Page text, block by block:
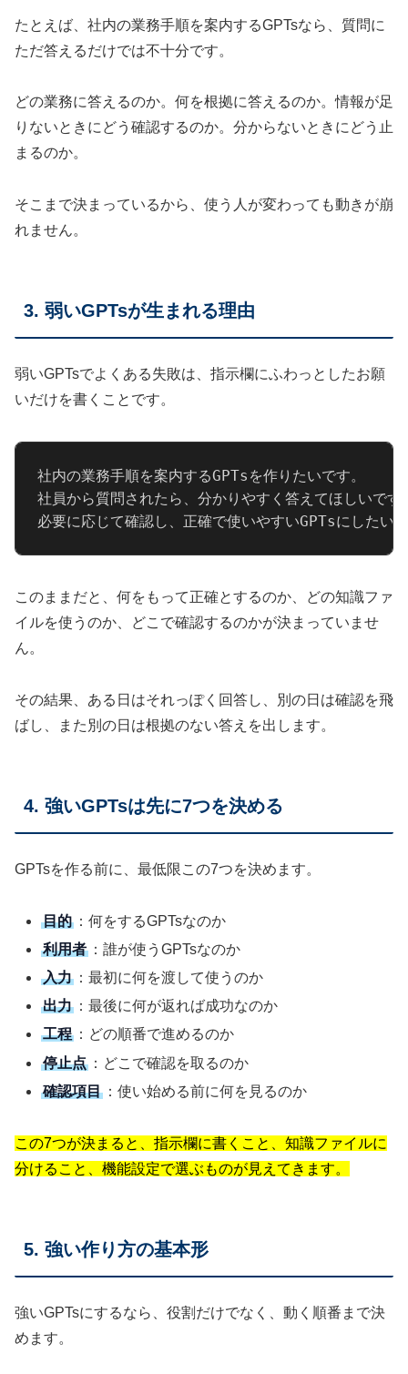
たとえば、社内の業務手順を案内するGPTsなら、質問に
ただ答えるだけでは不十分です。
どの業務に答えるのか。何を根拠に答えるのか。情報が足
りないときにどう確認するのか。分からないときにどう止
まるのか。
そこまで決まっているから、使う人が変わっても動きが崩
れません。
3. 弱いGPTsが生まれる理由
弱いGPTsでよくある失敗は、指示欄にふわっとしたお願
いだけを書くことです。
社内の業務手順を案内するGPTsを作りたいです。
社員から質問されたら、分かりやすく答えてほしいです
必要に応じて確認し、正確で使いやすいGPTsにしたい
このままだと、何をもって正確とするのか、どの知識ファ
イルを使うのか、どこで確認するのかが決まっていませ
ん。
その結果、ある日はそれっぽく回答し、別の日は確認を飛
ばし、また別の日は根拠のない答えを出します。
4. 強いGPTsは先に7つを決める
GPTsを作る前に、最低限この7つを決めます。
目的 ：何をするGPTsなのか
利用者 ：誰が使うGPTsなのか
入力 ：最初に何を渡して使うのか
出力 ：最後に何が返れば成功なのか
工程 ：どの順番で進めるのか
停止点 ：どこで確認を取るのか
確認項目 ：使い始める前に何を見るのか
この7つが決まると、指示欄に書くこと、知識ファイルに
分けること、機能設定で選ぶものが見えてきます。
5. 強い作り方の基本形
強いGPTsにするなら、役割だけでなく、動く順番まで決
めます。